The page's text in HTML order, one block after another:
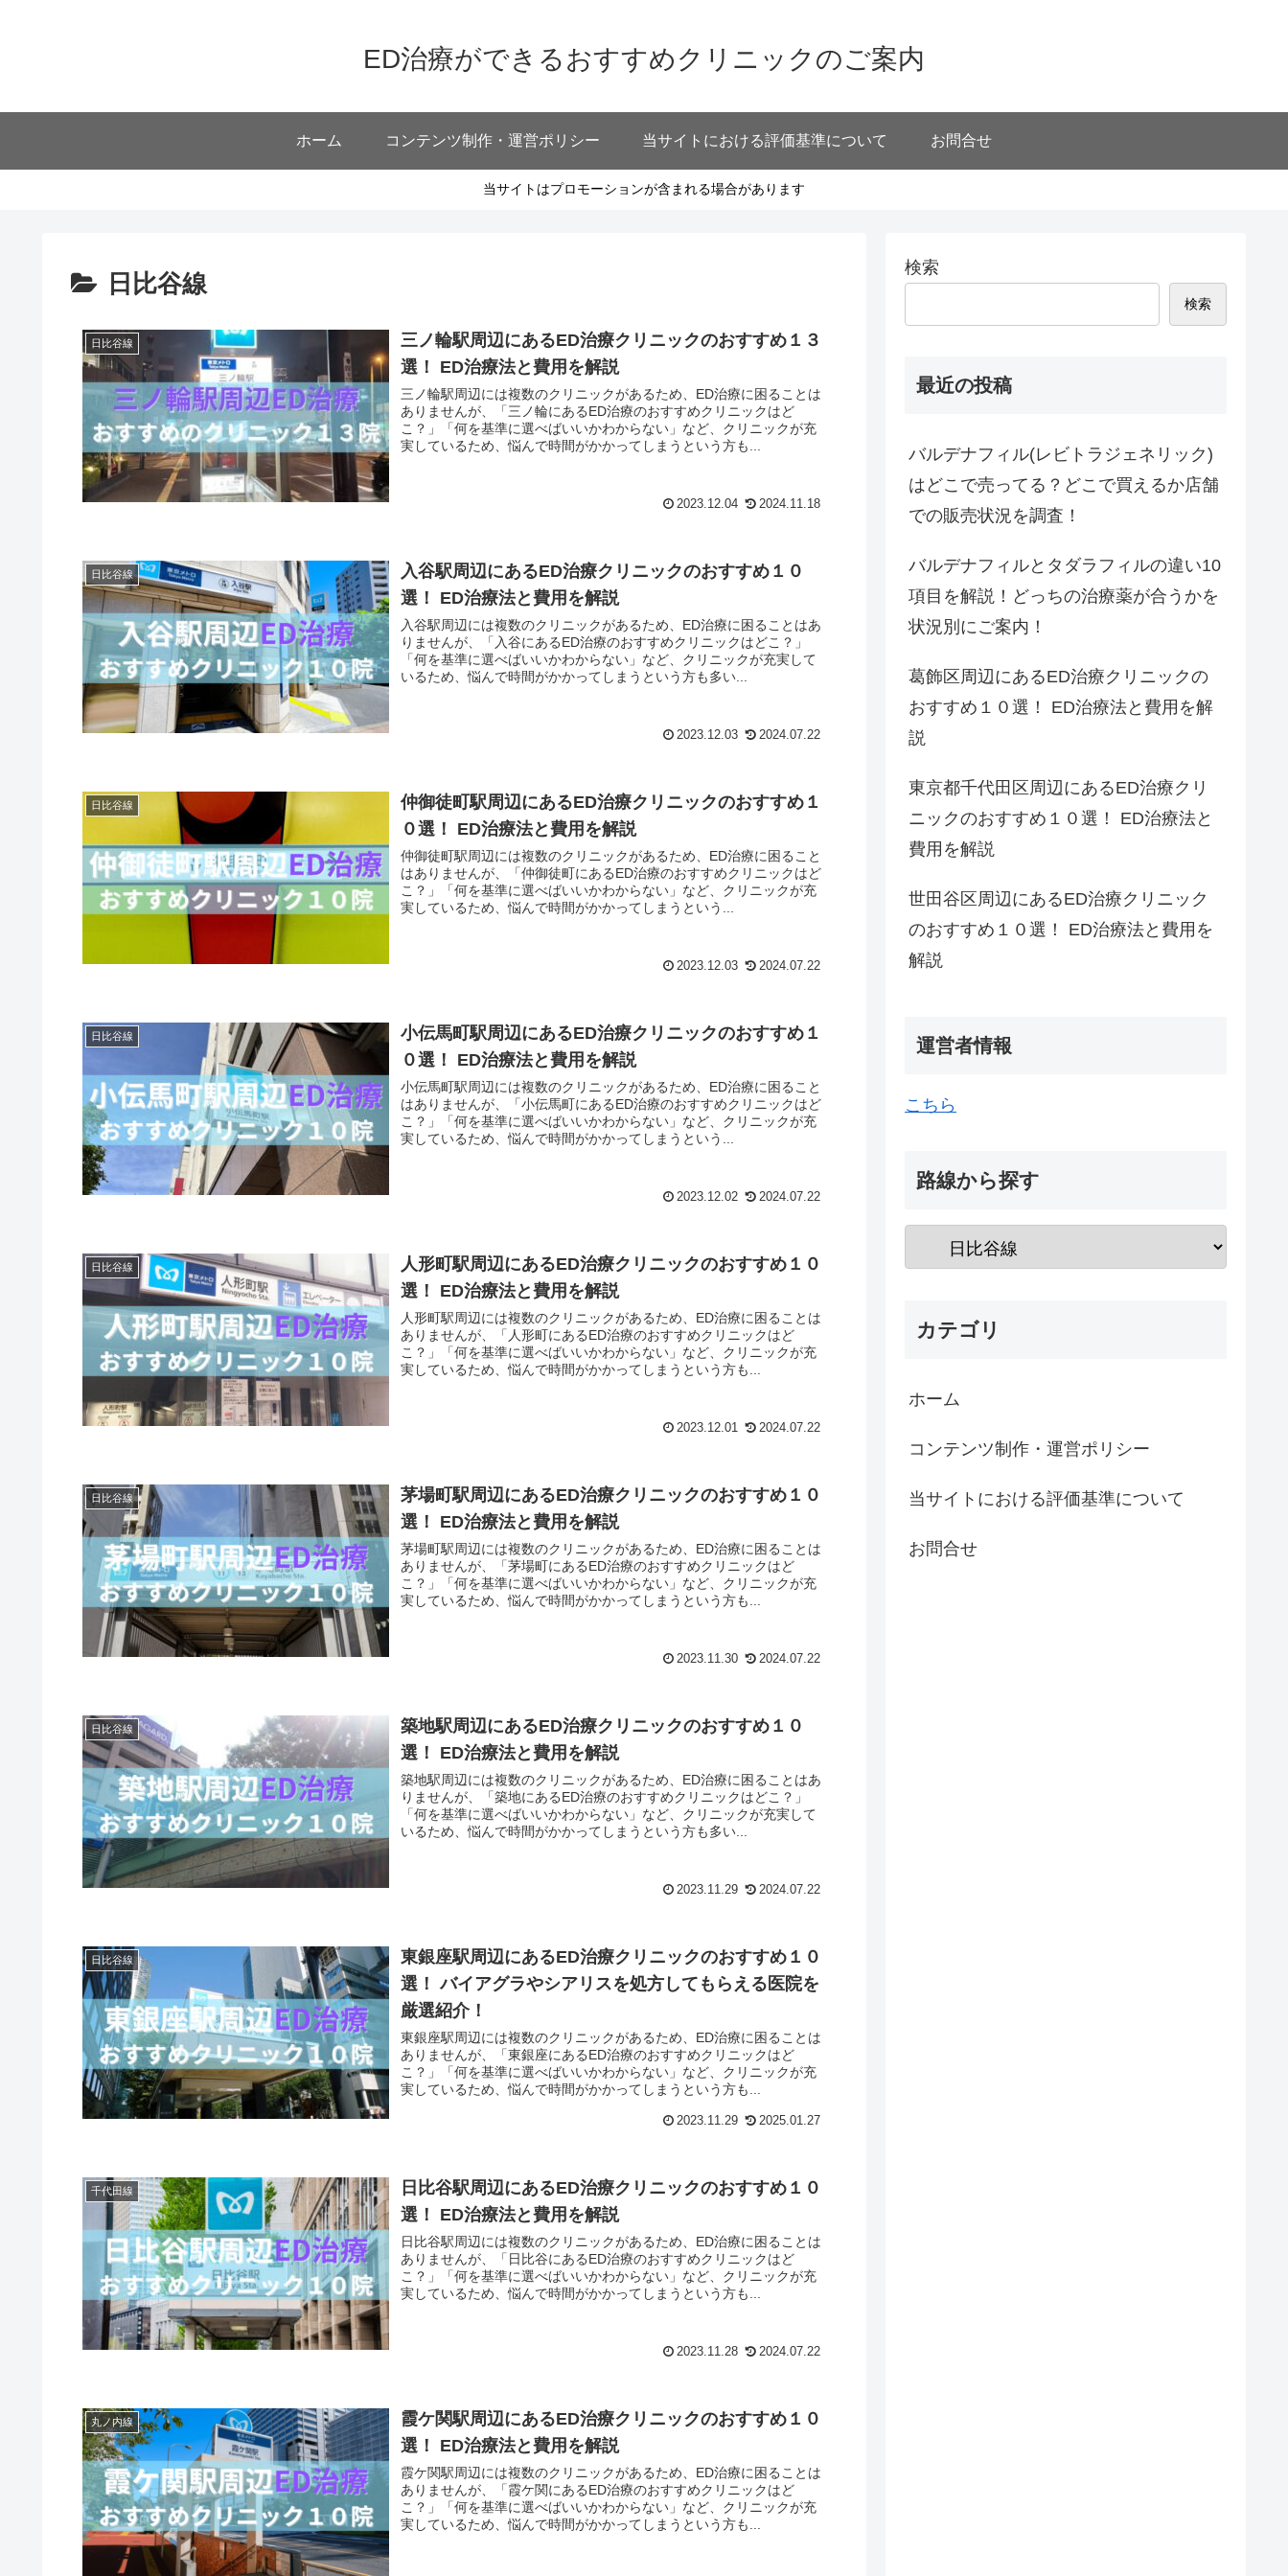
ED治療ができるおすすめクリニックのご案内
ホーム コンテンツ制作・運営ポリシー 当サイトにおける評価基準について お問合せ
当サイトはプロモーションが含まれる場合があります
日比谷線
日比谷線
三ノ輪駅周辺にあるED治療クリニックのおすすめ１３
選！ ED治療法と費用を解説
三ノ輪駅周辺には複数のクリニックがあるため、ED治療に困ることは
ありませんが、「三ノ輪にあるED治療のおすすめクリニックはど
こ？」「何を基準に選べばいいかわからない」など、クリニックが充
実しているため、悩んで時間がかかってしまうという方も...
2023.12.04 2024.11.18
日比谷線
入谷駅周辺にあるED治療クリニックのおすすめ１０
選！ ED治療法と費用を解説
入谷駅周辺には複数のクリニックがあるため、ED治療に困ることはあ
りませんが、「入谷にあるED治療のおすすめクリニックはどこ？」
「何を基準に選べばいいかわからない」など、クリニックが充実して
いるため、悩んで時間がかかってしまうという方も多い...
2023.12.03 2024.07.22
日比谷線
仲御徒町駅周辺にあるED治療クリニックのおすすめ１
０選！ ED治療法と費用を解説
仲御徒町駅周辺には複数のクリニックがあるため、ED治療に困ること
はありませんが、「仲御徒町にあるED治療のおすすめクリニックはど
こ？」「何を基準に選べばいいかわからない」など、クリニックが充
実しているため、悩んで時間がかかってしまうという...
2023.12.03 2024.07.22
日比谷線
小伝馬町駅周辺にあるED治療クリニックのおすすめ１
０選！ ED治療法と費用を解説
小伝馬町駅周辺には複数のクリニックがあるため、ED治療に困ること
はありませんが、「小伝馬町にあるED治療のおすすめクリニックはど
こ？」「何を基準に選べばいいかわからない」など、クリニックが充
実しているため、悩んで時間がかかってしまうという...
2023.12.02 2024.07.22
日比谷線
人形町駅周辺にあるED治療クリニックのおすすめ１０
選！ ED治療法と費用を解説
人形町駅周辺には複数のクリニックがあるため、ED治療に困ることは
ありませんが、「人形町にあるED治療のおすすめクリニックはど
こ？」「何を基準に選べばいいかわからない」など、クリニックが充
実しているため、悩んで時間がかかってしまうという方も...
2023.12.01 2024.07.22
日比谷線
茅場町駅周辺にあるED治療クリニックのおすすめ１０
選！ ED治療法と費用を解説
茅場町駅周辺には複数のクリニックがあるため、ED治療に困ることは
ありませんが、「茅場町にあるED治療のおすすめクリニックはど
こ？」「何を基準に選べばいいかわからない」など、クリニックが充
実しているため、悩んで時間がかかってしまうという方も...
2023.11.30 2024.07.22
日比谷線
築地駅周辺にあるED治療クリニックのおすすめ１０
選！ ED治療法と費用を解説
築地駅周辺には複数のクリニックがあるため、ED治療に困ることはあ
りませんが、「築地にあるED治療のおすすめクリニックはどこ？」
「何を基準に選べばいいかわからない」など、クリニックが充実して
いるため、悩んで時間がかかってしまうという方も多い...
2023.11.29 2024.07.22
日比谷線
東銀座駅周辺にあるED治療クリニックのおすすめ１０
選！ バイアグラやシアリスを処方してもらえる医院を
厳選紹介！
東銀座駅周辺には複数のクリニックがあるため、ED治療に困ることは
ありませんが、「東銀座にあるED治療のおすすめクリニックはど
こ？」「何を基準に選べばいいかわからない」など、クリニックが充
実しているため、悩んで時間がかかってしまうという方も...
2023.11.29 2025.01.27
千代田線
日比谷駅周辺にあるED治療クリニックのおすすめ１０
選！ ED治療法と費用を解説
日比谷駅周辺には複数のクリニックがあるため、ED治療に困ることは
ありませんが、「日比谷にあるED治療のおすすめクリニックはど
こ？」「何を基準に選べばいいかわからない」など、クリニックが充
実しているため、悩んで時間がかかってしまうという方も...
2023.11.28 2024.07.22
丸ノ内線
霞ケ関駅周辺にあるED治療クリニックのおすすめ１０
選！ ED治療法と費用を解説
霞ケ関駅周辺には複数のクリニックがあるため、ED治療に困ることは
ありませんが、「霞ケ関にあるED治療のおすすめクリニックはど
こ？」「何を基準に選べばいいかわからない」など、クリニックが充
実しているため、悩んで時間がかかってしまうという方も...
検索
検索
最近の投稿
バルデナフィル(レビトラジェネリック)
はどこで売ってる？どこで買えるか店舗
での販売状況を調査！
バルデナフィルとタダラフィルの違い10
項目を解説！どっちの治療薬が合うかを
状況別にご案内！
葛飾区周辺にあるED治療クリニックの
おすすめ１０選！ ED治療法と費用を解
説
東京都千代田区周辺にあるED治療クリ
ニックのおすすめ１０選！ ED治療法と
費用を解説
世田谷区周辺にあるED治療クリニック
のおすすめ１０選！ ED治療法と費用を
解説
運営者情報
こちら
路線から探す
カテゴリ
ホーム
コンテンツ制作・運営ポリシー
当サイトにおける評価基準について
お問合せ